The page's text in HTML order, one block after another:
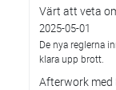
Värt att veta
2025-05-01
De nya reglerna
klara upp brott.
Afterwork med